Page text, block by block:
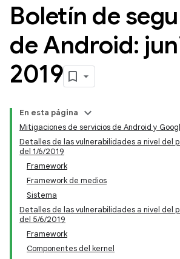
Boletín de
de Android:
2019
En esta página
Mitigaciones de servicios de Android y
Detalles de las vulnerabilidades a nivel del
del 1/6/2019
Framework
Framework de medios
Sistema
Detalles de las vulnerabilidades a nivel del
del 5/6/2019
Framework
Componentes del kernel